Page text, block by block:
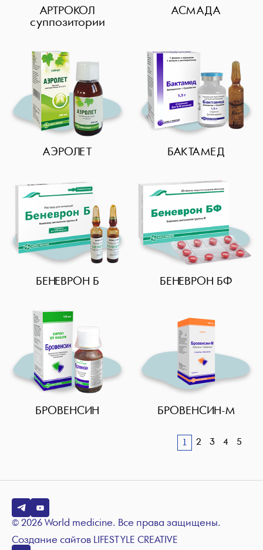
Ноотропные
Седативные
Глюкокортикостероиды
АРТРОКОЛ
суппозитории
АСМАДА
АЭРОЛЕТ БАКТАМЕД
БЕНЕВРОН Б БЕНЕВРОН БФ
БРОВЕНСИН БРОВЕНСИН-М
1 2 3 4 5
© 2026 World medicine. Все права защищены.
Создание сайтов LIFESTYLE CREATIVE